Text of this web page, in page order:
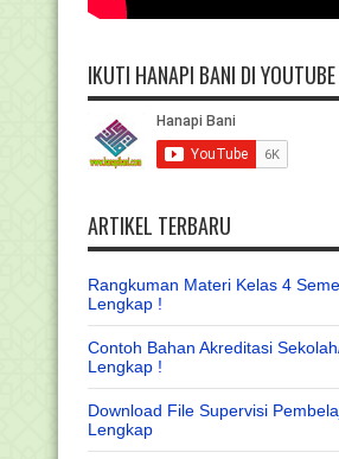
IKUTI HANAPI BANI DI YOUTUBE
ARTIKEL TERBARU
Rangkuman Materi Kelas 4
Lengkap !
Contoh Bahan Akreditasi
Lengkap !
Download File Supervisi
Lengkap